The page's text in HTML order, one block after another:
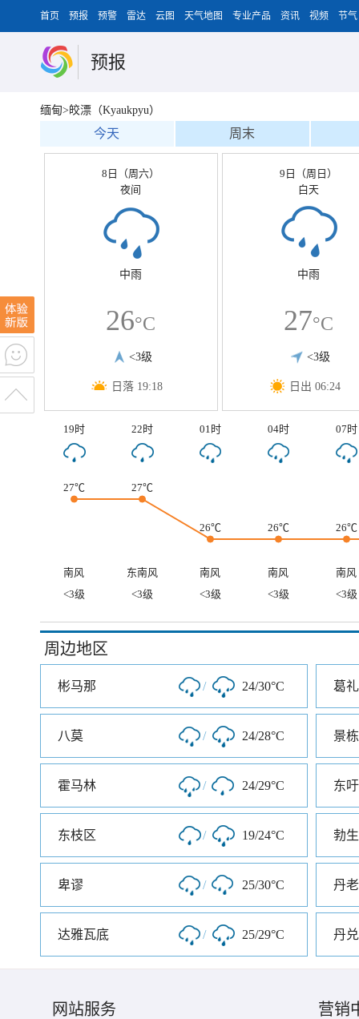
首页 预报 预警 雷达 云图 天气地图 专业产品 资讯 视频 节气
预报
缅甸>皎漂（Kyaukpyu）
今天 周末
8日（周六）
夜间
中雨
26°C
<3级
日落 19:18
9日（周日）
白天
中雨
27°C
<3级
日出 06:24
19时 22时 01时 04时 07时
27℃ 27℃
26℃ 26℃ 26℃
南风 东南风 南风 南风
南风
<3级
<3级 <3级 <3级 <3级
周边地区
彬马那 / 24/30°C 葛
八莫 / 24/28°C 景栋
霍马林 / 24/29°C 东吁
东枝区 / 19/24°C 勃生
卑谬 / 25/30°C 丹老
达雅瓦底 / 25/29°C 丹兑
网站服务 营销